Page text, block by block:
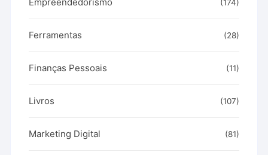
(174)
Ferramentas (28)
Finanças Pessoais (11)
Livros (107)
Marketing Digital (81)